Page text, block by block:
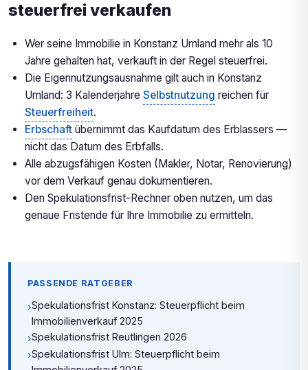
steuerfrei verkaufen
Wer seine Immobilie in Konstanz Umland mehr als 10
Jahre gehalten hat, verkauft in der Regel steuerfrei.
Die Eigennutzungsausnahme gilt auch in Konstanz
Umland: 3 Kalenderjahre Selbstnutzung reichen für
Steuerfreiheit.
Erbschaft übernimmt das Kaufdatum des Erblassers —
nicht das Datum des Erbfalls.
Alle abzugsfähigen Kosten (Makler, Notar, Renovierung)
vor dem Verkauf genau dokumentieren.
Den Spekulationsfrist-Rechner oben nutzen, um das
genaue Fristende für Ihre Immobilie zu ermitteln.
PASSENDE RATGEBER
›Spekulationsfrist Konstanz: Steuerpflicht beim
Immobilienverkauf 2025
›Spekulationsfrist Reutlingen 2026
›Spekulationsfrist Ulm: Steuerpflicht beim